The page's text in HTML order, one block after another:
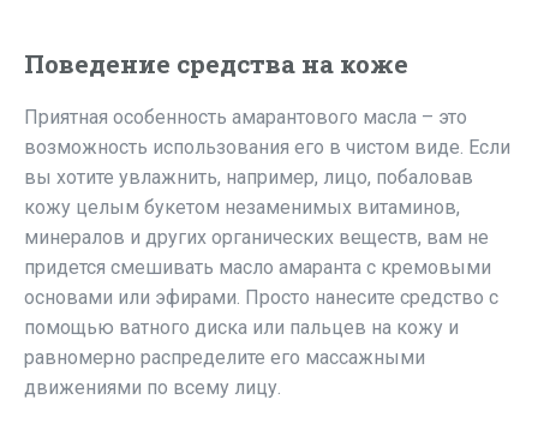
Поведение средства на коже
Приятная особенность амарантового масла – это
возможность использования его в чистом виде. Если
вы хотите увлажнить, например, лицо, побаловав
кожу целым букетом незаменимых витаминов,
минералов и других органических веществ, вам не
придется смешивать масло амаранта с кремовыми
основами или эфирами. Просто нанесите средство с
помощью ватного диска или пальцев на кожу и
равномерно распределите его массажными
движениями по всему лицу.